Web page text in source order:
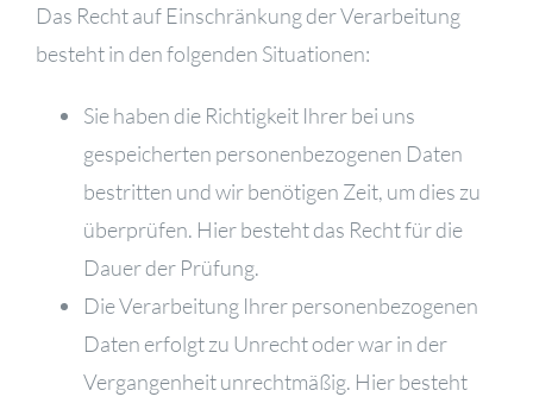
Das Recht auf Einschränkung der Verarbeitung
besteht in den folgenden Situationen:
Sie haben die Richtigkeit Ihrer bei uns
gespeicherten personenbezogenen Daten
bestritten und wir benötigen Zeit, um dies zu
überprüfen. Hier besteht das Recht für die
Dauer der Prüfung.
Die Verarbeitung Ihrer personenbezogenen
Daten erfolgt zu Unrecht oder war in der
Vergangenheit unrechtmäßig. Hier besteht